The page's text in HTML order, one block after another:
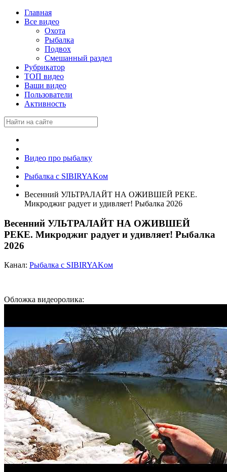
Главная
Все видео
Охота
Рыбалка
Подвох
Смешанный раздел
Рубрикатор
ТОП видео
Ваши видео
Пользователи
Активность
Видео про рыбалку
Рыбалка с SIBIRYAKом
Весенний УЛЬТРАЛАЙТ НА ОЖИВШЕЙ РЕКЕ.
Микроджиг радует и удивляет! Рыбалка 2026
Весенний УЛЬТРАЛАЙТ НА ОЖИВШЕЙ
РЕКЕ. Микроджиг радует и удивляет! Рыбалка
2026
Канал: Рыбалка с SIBIRYAKом
Обложка видеоролика: